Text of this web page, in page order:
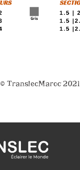
© TranslecMaroc 2021